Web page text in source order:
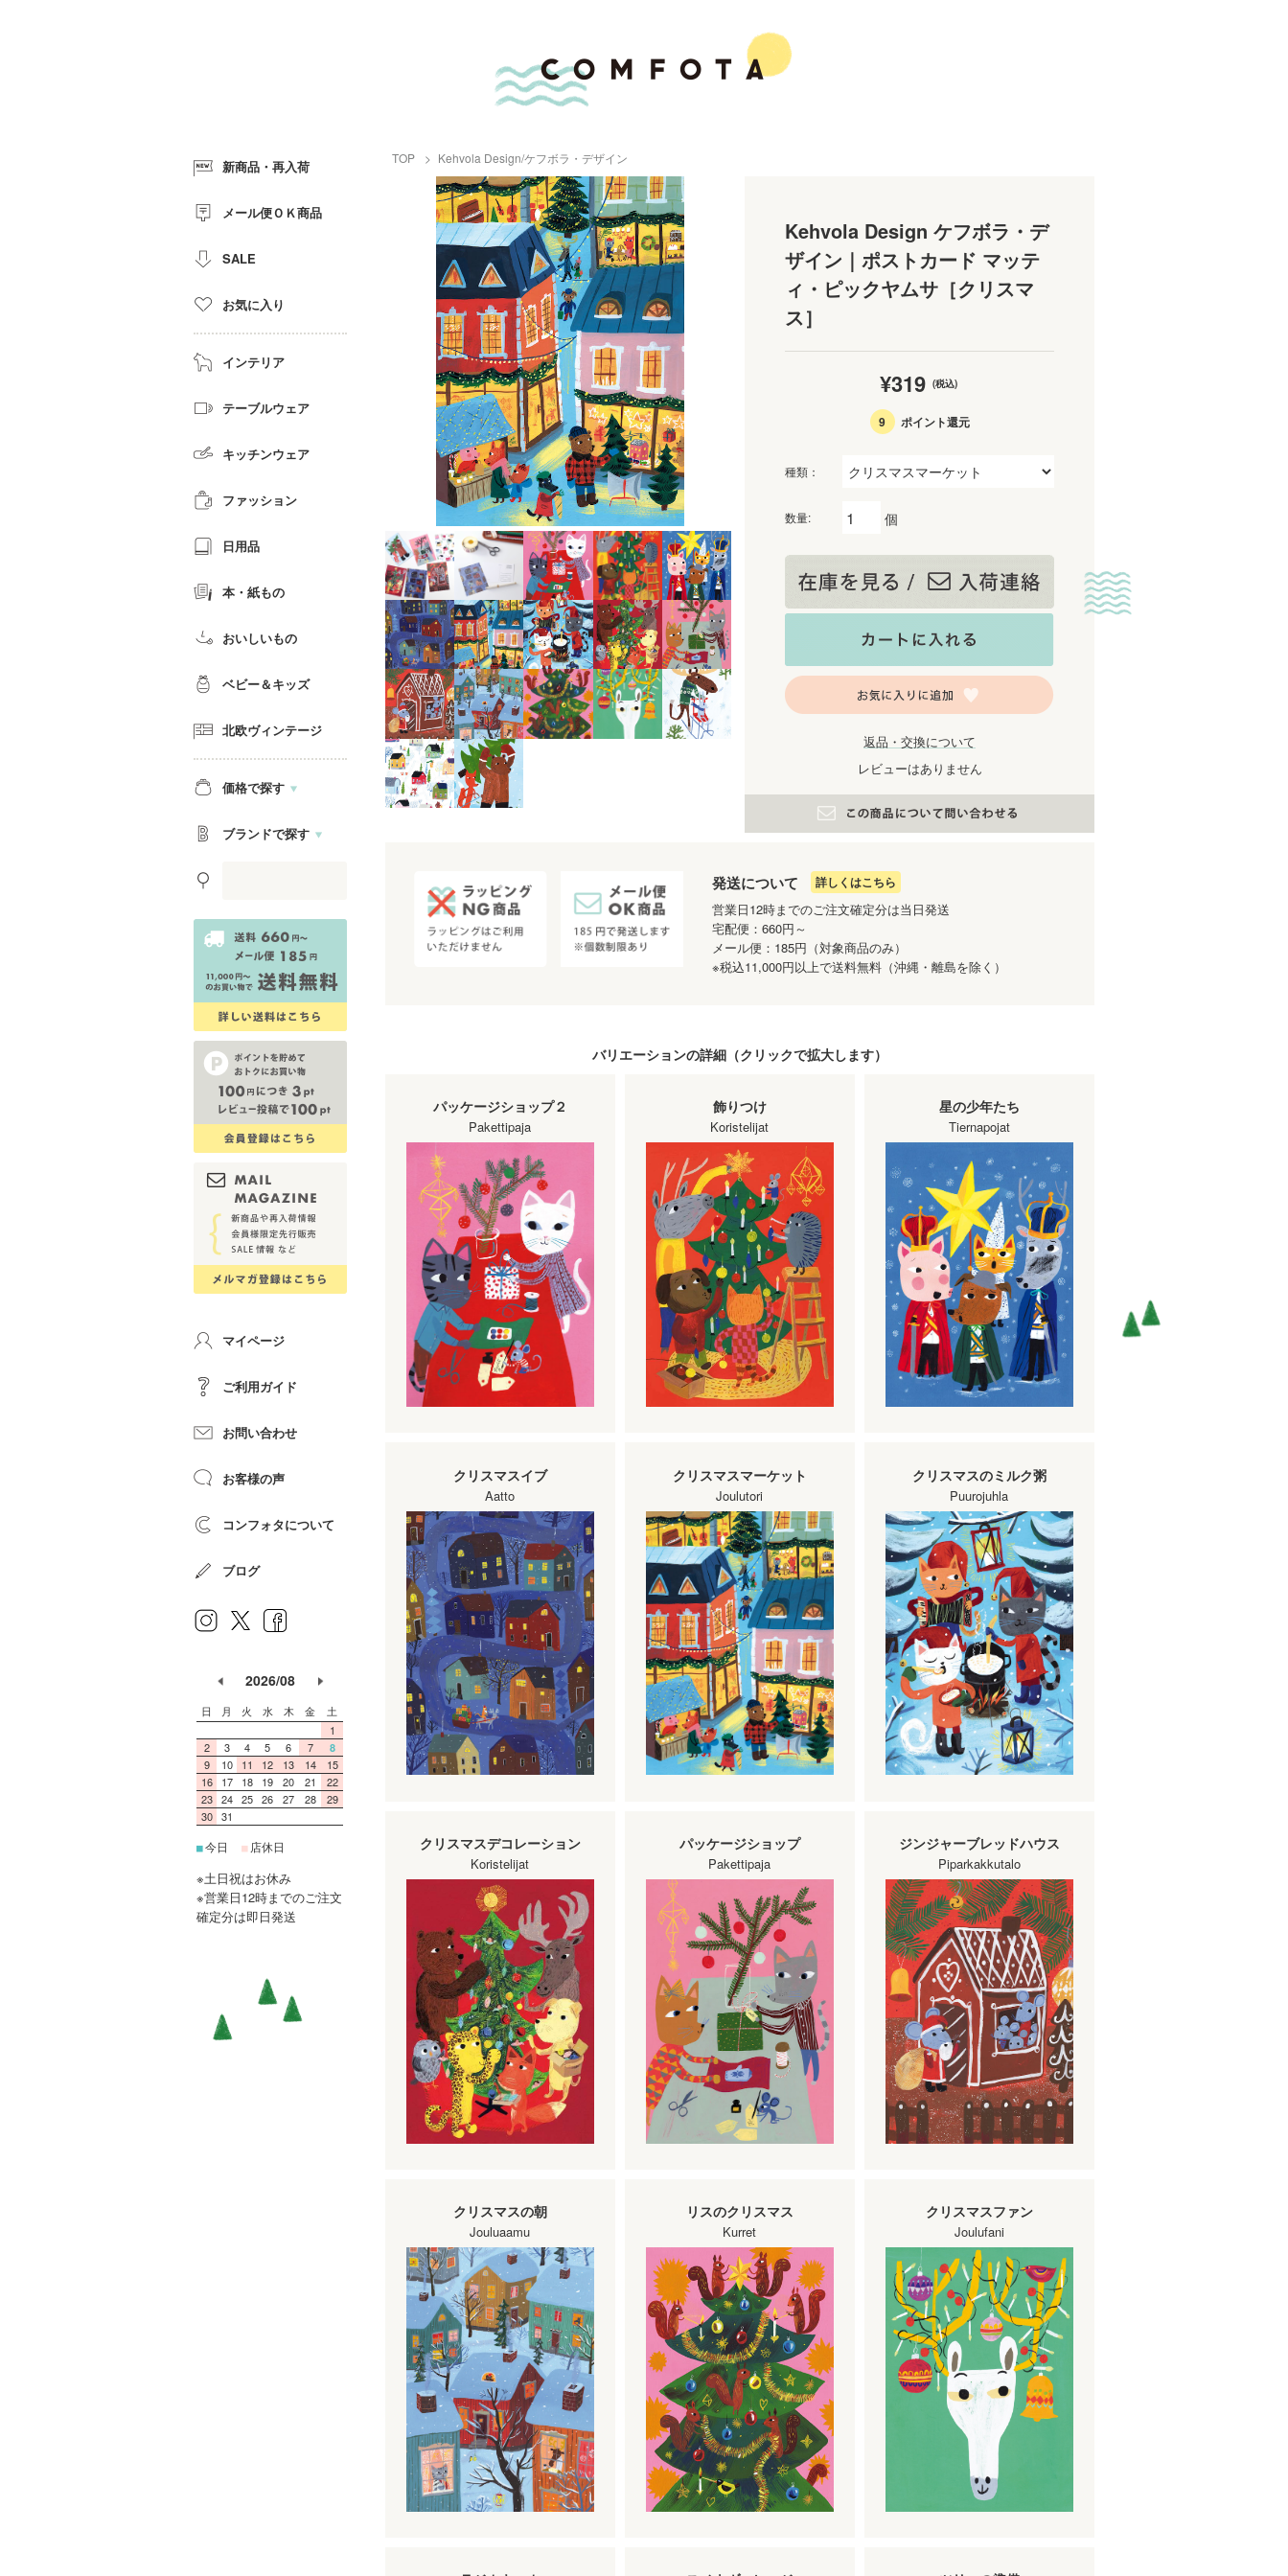
TOP Kehvola Design/ケフボラ・デザイン
Kehvola Design ケフボラ・デ
ザイン｜ポストカード マッテ
ィ・ピックヤムサ［クリスマ
ス］
¥319 (税込)
9 ポイント還元
種類：
数量: 個
返品・交換について
レビューはありません
発送について 詳しくはこちら
営業日12時までのご注文確定分は当日発送
宅配便：660円～
メール便：185円（対象商品のみ）
※税込11,000円以上で送料無料（沖縄・離島を除く）
バリエーションの詳細（クリックで拡大します）
パッケージショップ２
Pakettipaja
飾りつけ
Koristelijat
星の少年たち
Tiernapojat
クリスマスイブ
Aatto
クリスマスマーケット
Joulutori
クリスマスのミルク粥
Puurojuhla
クリスマスデコレーション
Koristelijat
パッケージショップ
Pakettipaja
ジンジャーブレッドハウス
Piparkakkutalo
クリスマスの朝
Jouluaamu
リスのクリスマス
Kurret
クリスマスファン
Joulufani
新商品・再入荷
メール便ＯＫ商品
SALE
お気に入り
インテリア
テーブルウェア
キッチンウェア
ファッション
日用品
本・紙もの
おいしいもの
ベビー＆キッズ
北欧ヴィンテージ
価格で探す
ブランドで探す
マイページ
ご利用ガイド
お問い合わせ
お客様の声
コンフォタについて
ブログ
2026/08
日 月 火 水 木 金
土
1
2
3 4 5 6 7 8
9 10 11 12 13 14
15
16
17 18 19 20 21
22
23 24 25 26 27 28
29
30 31
■今日 ■ 店休日
※土日祝はお休み
※営業日12時までのご注文
確定分は即日発送